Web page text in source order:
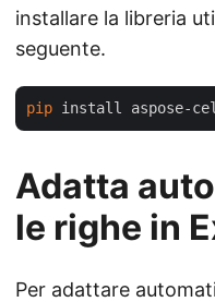
installare la libreria
seguente.
pip
Adatta
le righe in
Per adattare